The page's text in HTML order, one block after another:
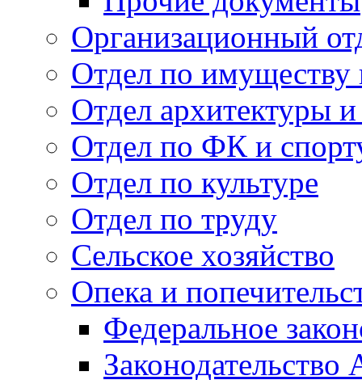
Организационный
Отдел по
Отдел архитектуры и
Отдел по ФК и
Отдел по культуре
Отдел по труду
Сельское хозяйство
Опека и
Федеральное
Законодательство